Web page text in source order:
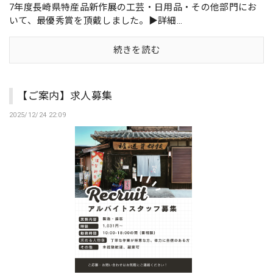
7年度長崎県特産品新作展の工芸・日用品・その他部門にお
いて、最優秀賞を頂戴しました。▶詳細...
続きを読む
【ご案内】求人募集
2025/12/24 22:09